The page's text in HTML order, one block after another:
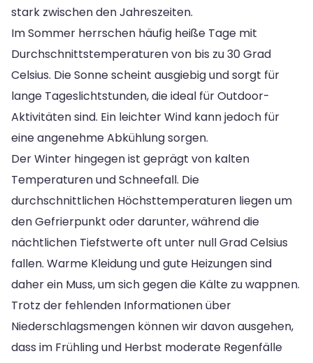
stark zwischen den Jahreszeiten.
Im Sommer herrschen häufig heiße Tage mit
Durchschnittstemperaturen von bis zu 30 Grad
Celsius. Die Sonne scheint ausgiebig und sorgt für
lange Tageslichtstunden, die ideal für Outdoor-
Aktivitäten sind. Ein leichter Wind kann jedoch für
eine angenehme Abkühlung sorgen.
Der Winter hingegen ist geprägt von kalten
Temperaturen und Schneefall. Die
durchschnittlichen Höchsttemperaturen liegen um
den Gefrierpunkt oder darunter, während die
nächtlichen Tiefstwerte oft unter null Grad Celsius
fallen. Warme Kleidung und gute Heizungen sind
daher ein Muss, um sich gegen die Kälte zu wappnen.
Trotz der fehlenden Informationen über
Niederschlagsmengen können wir davon ausgehen,
dass im Frühling und Herbst moderate Regenfälle